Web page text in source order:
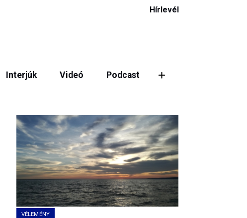
Hírlevél
Interjúk Videó Podcast
Megosztás
VÉLEMÉNY